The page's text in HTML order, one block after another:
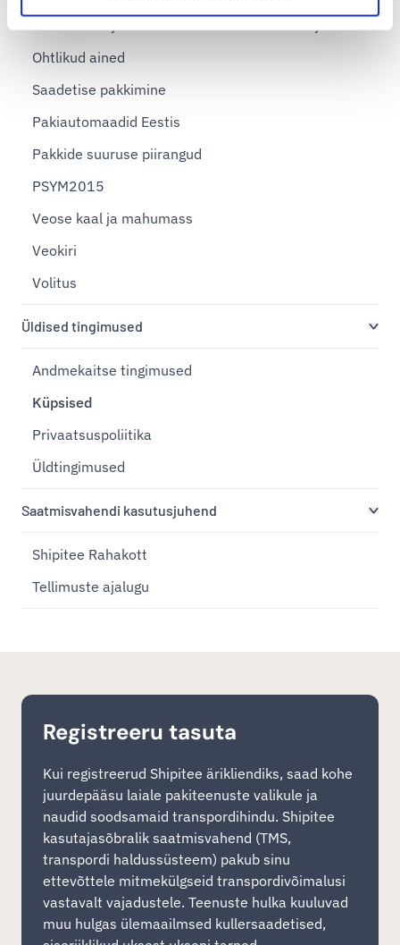
Ohtlikud ained
Saadetise pakkimine
Pakiautomaadid Eestis
Pakkide suuruse piirangud
PSYM2015
Veose kaal ja mahumass
Veokiri
Volitus
Üldised tingimused
Andmekaitse tingimused
Küpsised
Privaatsuspoliitika
Üldtingimused
Saatmisvahendi kasutusjuhend
Shipitee Rahakott
Tellimuste ajalugu
Registreeru tasuta
Kui registreerud Shipitee ärikliendiks, saad kohe
juurdepääsu laiale pakiteenuste valikule ja
naudid soodsamaid transpordihindu. Shipitee
kasutajasõbralik saatmisvahend (TMS,
transpordi haldussüsteem) pakub sinu
ettevõttele mitmekülgseid transpordivõimalusi
vastavalt vajadustele. Teenuste hulka kuuluvad
muu hulgas ülemaailmsed kullersaadetised,